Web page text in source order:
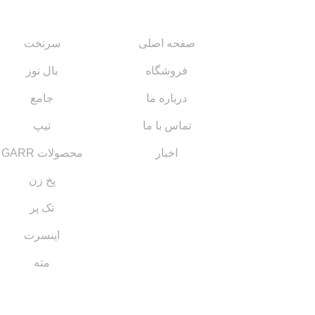
صفحه اصلی
فروشگاه
درباره ما
تماس با ما
اخبار
سرتخت
بال نوز
جامع
تیپ
محصولات GARR
پخ زن
تک پر
اینسرت
مته